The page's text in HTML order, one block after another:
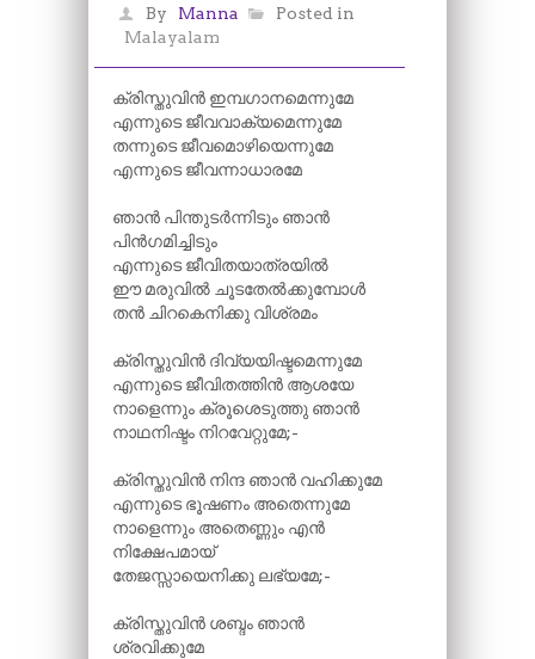
By Manna
Posted in
Malayalam
ക്രിസ്തുവിൻ ഇമ്പഗാനമെന്നുമേ
എന്നുടെ ജീവവാക്യമെന്നുമേ
തന്നുടെ ജീവമൊഴിയെന്നുമേ
എന്നുടെ ജീവന്നാധാരമേ
ഞാൻ പിന്തുടർന്നിടും ഞാൻ
പിൻഗമിച്ചിടും
എന്നുടെ ജീവിതയാത്രയിൽ
ഈ മരുവിൽ ചൂടതേൽക്കുമ്പോൾ
തൻ ചിറകെനിക്കു വിശ്രമം
ക്രിസ്തുവിൻ ദിവ്യയിഷ്ടമെന്നുമേ
എന്നുടെ ജീവിതത്തിൻ ആശയേ
നാളെന്നും ക്രൂശെടുത്തു ഞാൻ
നാഥനിഷ്ടം നിറവേറ്റുമേ;-
ക്രിസ്തുവിൻ നിന്ദ ഞാൻ വഹിക്കുമേ
എന്നുടെ ഭൂഷണം അതെന്നുമേ
നാളെന്നും അതെണ്ണും എൻ
നിക്ഷേപമായ്
തേജസ്സായെനിക്കു ലഭ്യമേ;-
ക്രിസ്തുവിൻ ശബ്ദം ഞാൻ
ശ്രവിക്കുമേ